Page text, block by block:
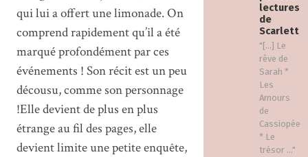
lectures
de
Scarlett
"[…] Le
rêve de
Sarah *
Les
Amours
de
Cassiopée
* Le
trésor ..."
qui lui a offert une limonade. On
comprend rapidement qu’il a été
marqué profondément par ces
événements ! Son récit est un peu
décousu, comme son personnage
!Elle devient de plus en plus
étrange au fil des pages, elle
devient limite une petite enquête,